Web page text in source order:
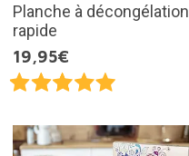
Planche à décongélation
rapide
19,95€